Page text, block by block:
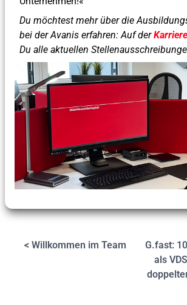
Du möchtest mehr über die
bei der Avanis erfahren: Auf der
Du alle aktuellen
< Willkommen im Team
G.fast:
als